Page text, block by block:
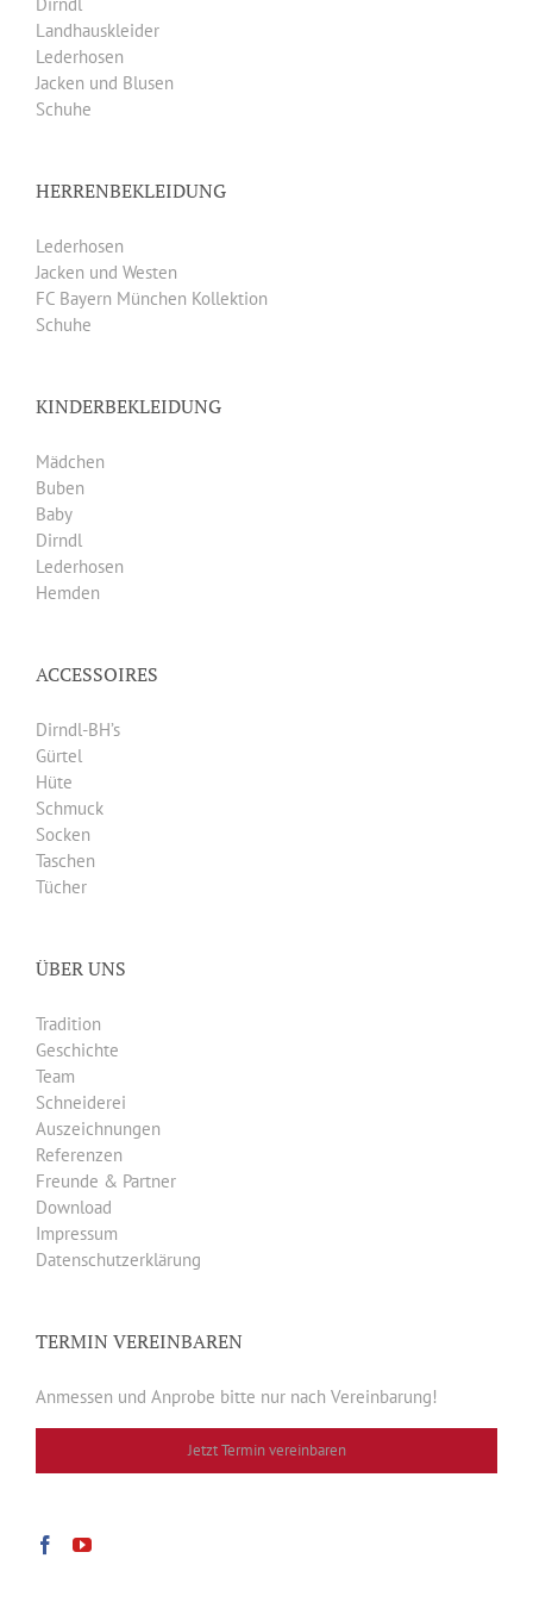
Dirndl
Landhauskleider
Lederhosen
Jacken und Blusen
Schuhe
HERRENBEKLEIDUNG
Lederhosen
Jacken und Westen
FC Bayern München Kollektion
Schuhe
KINDERBEKLEIDUNG
Mädchen
Buben
Baby
Dirndl
Lederhosen
Hemden
ACCESSOIRES
Dirndl-BH’s
Gürtel
Hüte
Schmuck
Socken
Taschen
Tücher
ÜBER UNS
Tradition
Geschichte
Team
Schneiderei
Auszeichnungen
Referenzen
Freunde & Partner
Download
Impressum
Datenschutzerklärung
TERMIN VEREINBAREN
Anmessen und Anprobe bitte nur nach Vereinbarung!
Jetzt Termin vereinbaren